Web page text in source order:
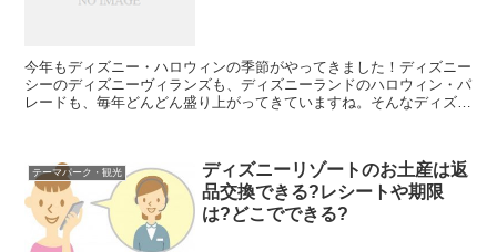
今年もディズニー・ハロウィンの季節がやってきました！ディズニー
シーのディズニーヴィランズも、ディズニーランドのハロウィン・パ
レードも、毎年どんどん盛り上がってきていますね。そんなディズニ
テーマパーク・観光
ディズニーリゾートのお土産は返
品交換できる?レシートや期限
は?どこでできる?